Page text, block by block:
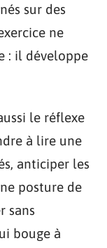
sur des
ne
: il développe
le réflexe
à lire une
anticiper les
posture de
sans
bouge à